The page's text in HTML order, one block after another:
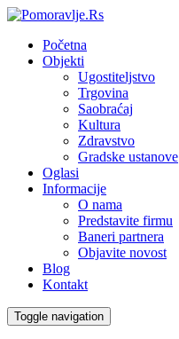
Početna
Objekti
Ugostiteljstvo
Trgovina
Saobraćaj
Kultura
Zdravstvo
Gradske ustanove
Oglasi
Informacije
O nama
Predstavite firmu
Baneri partnera
Objavite novost
Blog
Kontakt
Toggle navigation